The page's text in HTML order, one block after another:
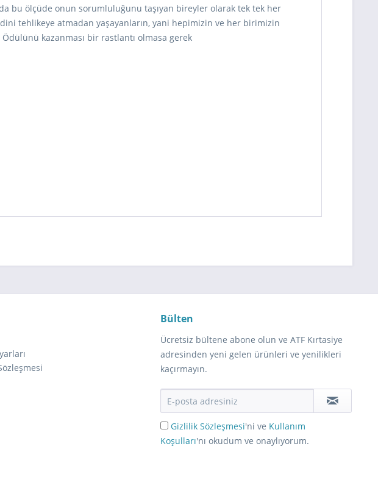
bu ölçüde onun sorumluluğunu taşıyan bireyler olarak tek tek her
tehlikeye atmadan yaşayanların, yani hepimizin ve her birimizin
kazanması bir rastlantı olmasa gerek
Bülten
Ücretsiz bültene abone olun ve ATF Kırtasiye
adresinden yeni gelen ürünleri ve yenilikleri
kaçırmayın.
Gizlilik Sözleşmesi'ni ve Kullanım
Koşulları'nı okudum ve onaylıyorum.